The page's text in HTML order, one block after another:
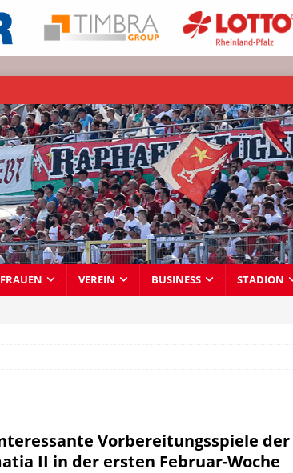
FRAUEN VEREIN BUSINESS STADION
Vorbereitungsspiele der
II in der ersten Februar-Woche